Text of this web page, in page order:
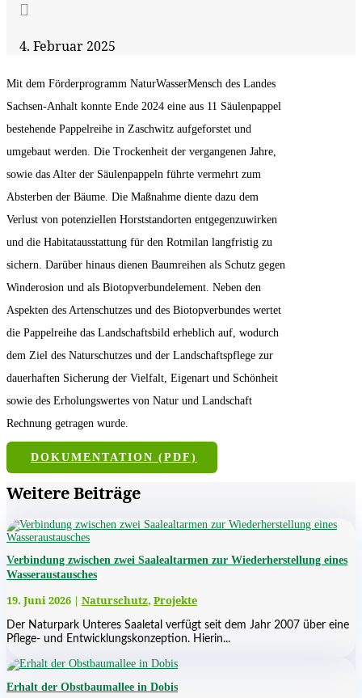

4. Februar 2025
Mit dem Förderprogramm NaturWasserMensch des Landes
Sachsen-Anhalt konnte Ende 2024 eine aus 11 Säulenpappel
bestehende Pappelreihe in Zaschwitz aufgeforstet und
umgebaut werden. Die Trockenheit der vergangenen Jahre,
sowie das Alter der Säulenpappeln führte vermehrt zum
Absterben der Bäume. Die Maßnahme diente dazu dem
Verlust von potenziellen Horststandorten entgegenzuwirken
und die Habitatausstattung für den Rotmilan langfristig zu
sichern. Darüber hinaus dienen Baumreihen als Schutz gegen
Winderosion und als Biotopverbundelement. Neben den
Aspekten des Artenschutzes und des Biotopverbundes wertet
die Pappelreihe das Landschaftsbild erheblich auf, wodurch
dem Ziel des Naturschutzes und der Landschaftspflege zur
dauerhaften Sicherung der Vielfalt, Eigenart und Schönheit
sowie des Erholungswertes von Natur und Landschaft
Rechnung getragen wurde.
DOKUMENTATION (PDF)
Weitere Beiträge
Verbindung zwischen zwei Saalealtarmen zur Wiederherstellung eines
Wasseraustausches
19. Juni 2026 | Naturschutz, Projekte
Der Naturpark Unteres Saaletal verfügt seit dem Jahr 2007 über eine
Pflege- und Entwicklungskonzeption. Hierin...
Erhalt der Obstbaumallee in Dobis